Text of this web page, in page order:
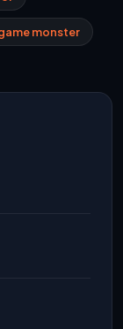
monster